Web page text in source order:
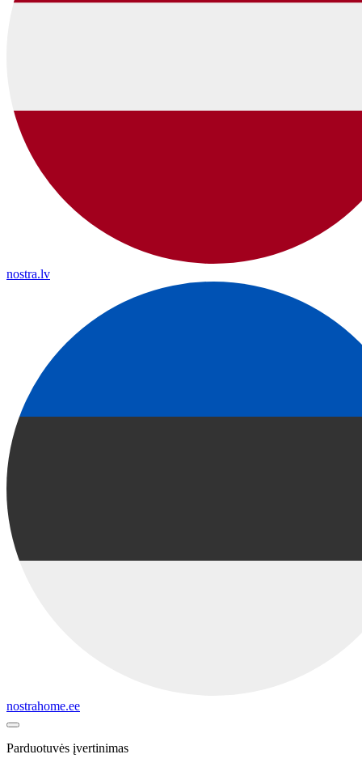
nostra.lv
nostrahome.ee
Parduotuvės įvertinimas